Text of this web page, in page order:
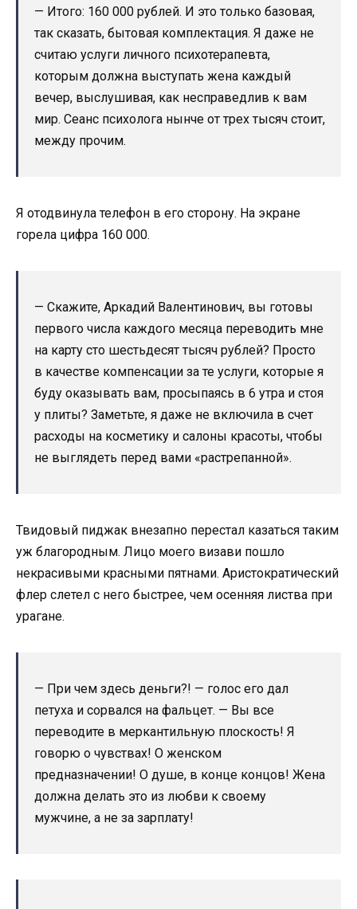
— Итого: 160 000 рублей. И это только базовая,
так сказать, бытовая комплектация. Я даже не
считаю услуги личного психотерапевта,
которым должна выступать жена каждый
вечер, выслушивая, как несправедлив к вам
мир. Сеанс психолога нынче от трех тысяч стоит,
между прочим.
Я отодвинула телефон в его сторону. На экране
горела цифра 160 000.
— Скажите, Аркадий Валентинович, вы готовы
первого числа каждого месяца переводить мне
на карту сто шестьдесят тысяч рублей? Просто
в качестве компенсации за те услуги, которые я
буду оказывать вам, просыпаясь в 6 утра и стоя
у плиты? Заметьте, я даже не включила в счет
расходы на косметику и салоны красоты, чтобы
не выглядеть перед вами «растрепанной».
Твидовый пиджак внезапно перестал казаться таким
уж благородным. Лицо моего визави пошло
некрасивыми красными пятнами. Аристократический
флер слетел с него быстрее, чем осенняя листва при
урагане.
— При чем здесь деньги?! — голос его дал
петуха и сорвался на фальцет. — Вы все
переводите в меркантильную плоскость! Я
говорю о чувствах! О женском
предназначении! О душе, в конце концов! Жена
должна делать это из любви к своему
мужчине, а не за зарплату!